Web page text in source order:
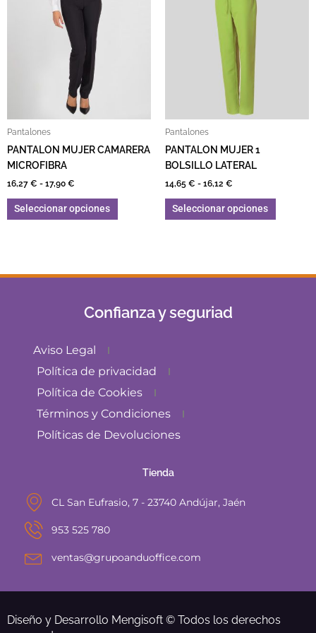
Pantalones
PANTALON MUJER CAMARERA
MICROFIBRA
16,27 € - 17,90 €
Seleccionar opciones
Pantalones
PANTALON MUJER 1
BOLSILLO LATERAL
14,65 € - 16,12 €
Seleccionar opciones
Confianza y seguriad
Aviso Legal
Política de privacidad
Política de Cookies
Términos y Condiciones
Políticas de Devoluciones
Tienda
CL San Eufrasio, 7 - 23740 Andújar, Jaén
953 525 780
ventas@grupoanduoffice.com
Diseño y Desarrollo Mengisoft © Todos los derechos